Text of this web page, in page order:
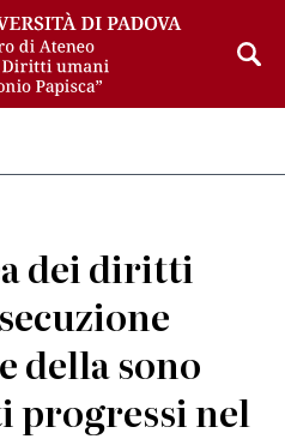
dei diritti
della sono
progressi nel